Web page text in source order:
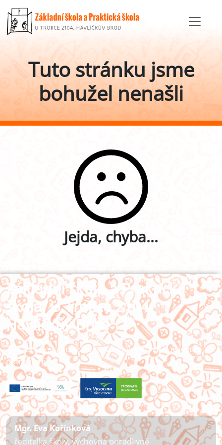
Tuto stránku jsme
bohužel nenašli
Jejda, chyba...
Základní škola a Praktická
škola, U Trojice 2104,
Havlíčkův Brod
Základní škola pro žáky se speciálními vzdělávacími
potřebami
Mgr. Eva Kořínková
ředitelka školy, výchovná poradkyně